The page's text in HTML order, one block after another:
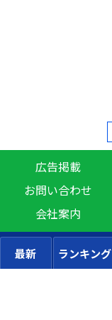
広告掲載
お問い合わせ
会社案内
最新 ランキング